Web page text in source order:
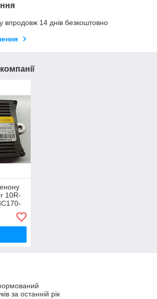
впродовж 14 днів безкоштовно
10R-
за останній рік